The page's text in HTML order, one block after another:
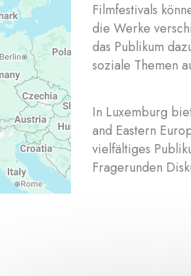
Filmfestivals
die Werke
das Publikum
soziale Themen
In Luxemburg
and Eastern
vielfältiges
Fragerunden